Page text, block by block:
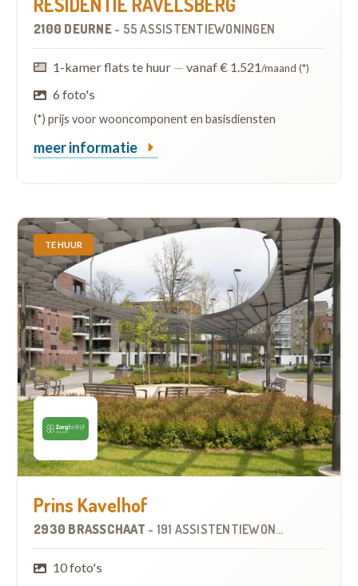
2100 DEURNE - 55 ASSISTENTIEWONINGEN
1-kamer flats te huur — vanaf € 1.521/maand (*)
6 foto's
(*) prijs voor wooncomponent en basisdiensten
meer informatie
TE HUUR
Prins Kavelhof
2930 BRASSCHAAT - 191 ASSISTENTIEWONINGEN
10 foto's